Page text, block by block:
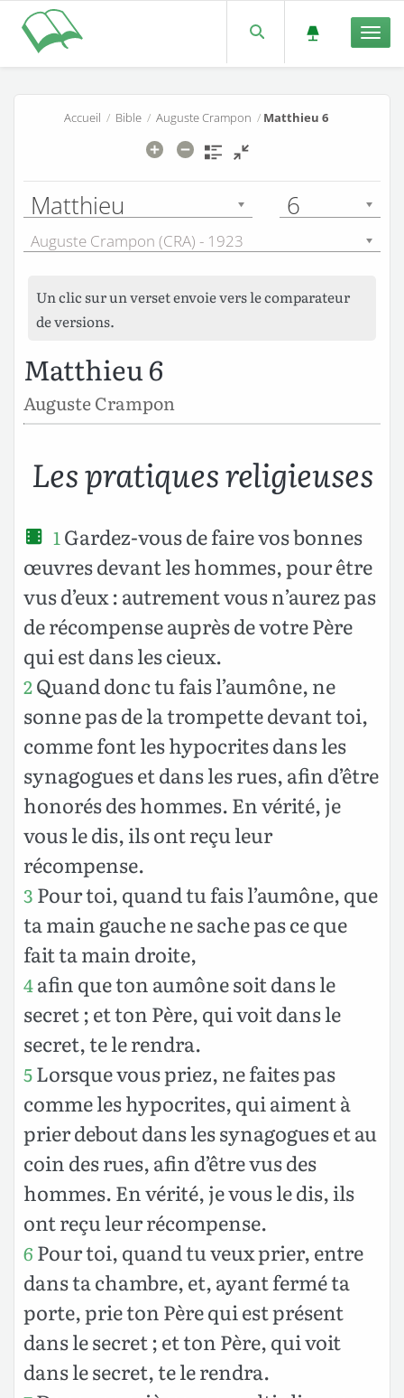
Accueil / Bible/ Auguste Crampon / Matthieu 6
Matthieu 6
Auguste Crampon (CRA) - 1923
Un clic sur un verset envoie vers le comparateur
de versions.
Matthieu 6
Auguste Crampon
Les pratiques religieuses
1 Gardez-vous de faire vos bonnes
œuvres devant les hommes, pour être
vus d’eux : autrement vous n’aurez pas
de récompense auprès de votre Père
qui est dans les cieux.
2Quand donc tu fais l’aumône, ne
sonne pas de la trompette devant toi,
comme font les hypocrites dans les
synagogues et dans les rues, afin d’être
honorés des hommes. En vérité, je
vous le dis, ils ont reçu leur
récompense.
3 Pour toi, quand tu fais l’aumône, que
ta main gauche ne sache pas ce que
fait ta main droite,
4afin que ton aumône soit dans le
secret ; et ton Père, qui voit dans le
secret, te le rendra.
5Lorsque vous priez, ne faites pas
comme les hypocrites, qui aiment à
prier debout dans les synagogues et au
coin des rues, afin d’être vus des
hommes. En vérité, je vous le dis, ils
ont reçu leur récompense.
6 Pour toi, quand tu veux prier, entre
dans ta chambre, et, ayant fermé ta
porte, prie ton Père qui est présent
dans le secret ; et ton Père, qui voit
dans le secret, te le rendra.